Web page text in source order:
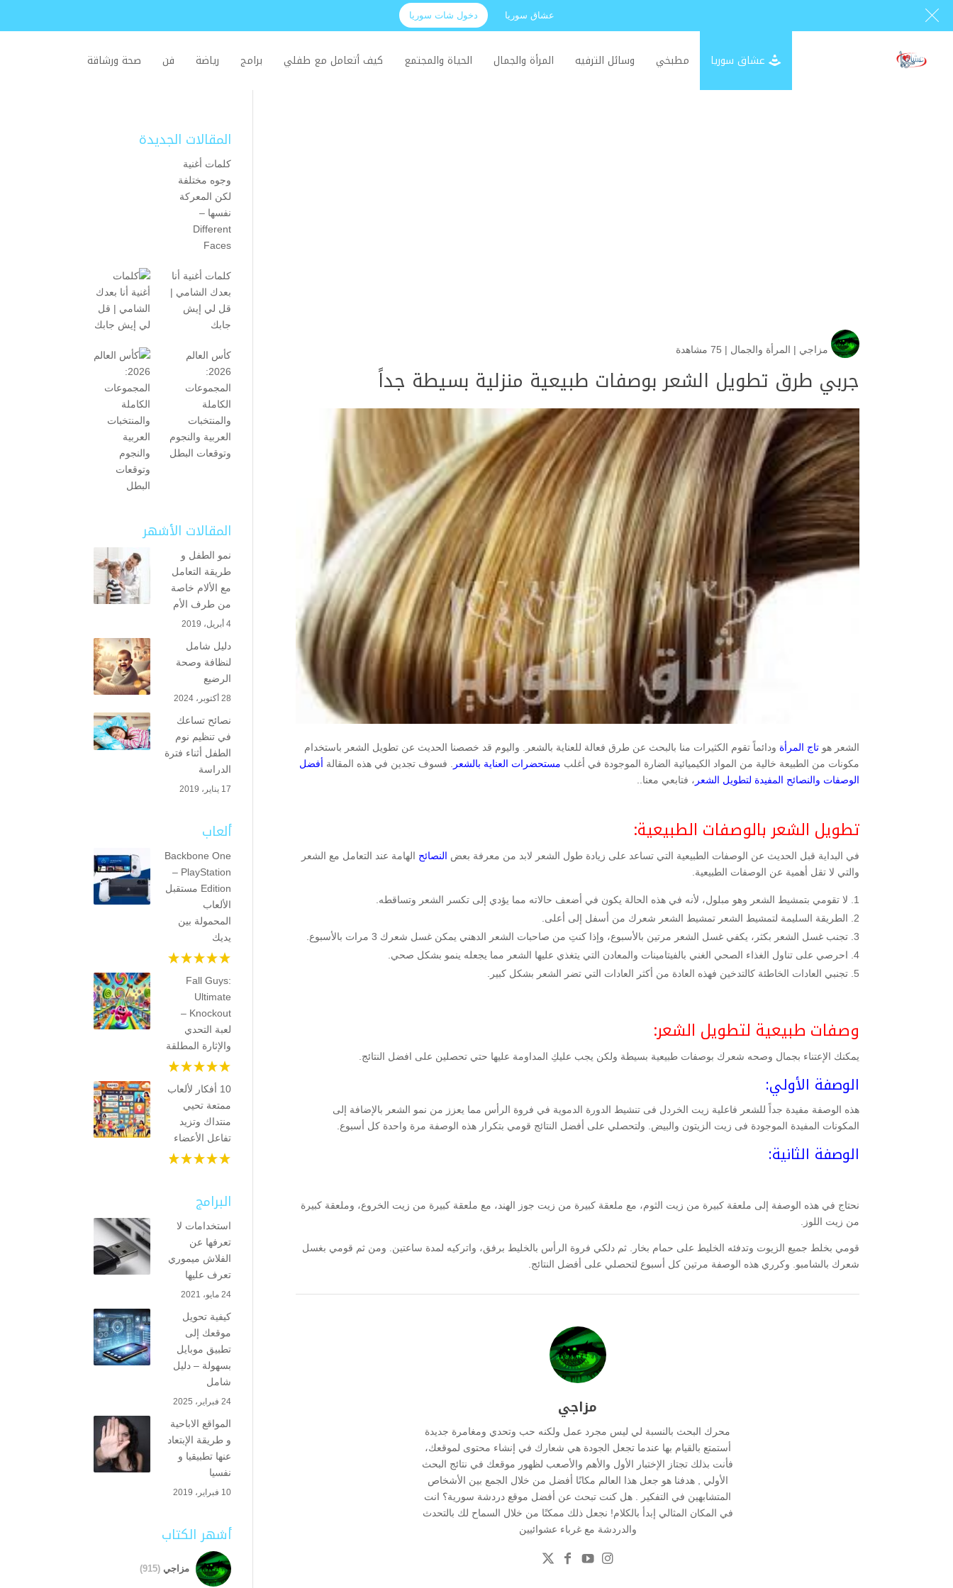
عشاق سوريا دخول شات سوريا
عشاق سوريا مطبخي وسائل الترفيه المرأة والجمال الحياة والمجتمع كيف أتعامل مع طفلي برامج رياضة فن صحة ورشاقة
مزاجي | المرأة والجمال | 75 مشاهدة
جربي طرق تطويل الشعر بوصفات طبيعية منزلية بسيطة جداً
الشعر هو تاج المرأة ودائماً تقوم الكثيرات منا بالبحث عن طرق فعالة للعناية بالشعر. واليوم قد خصصنا الحديث عن تطويل الشعر باستخدام
مكونات من الطبيعة خالية من المواد الكيميائية الضارة الموجودة في أغلب مستحضرات العناية بالشعر . فسوف تجدين في هذه المقالة أفضل
الوصفات والنصائح المفيدة لتطويل الشعر ، فتابعي معنا..
تطويل الشعر بالوصفات الطبيعية:
في البداية قبل الحديث عن الوصفات الطبيعية التي تساعد على زيادة طول الشعر لابد من معرفة بعض النصائح الهامة عند التعامل مع الشعر
والتي لا تقل أهمية عن الوصفات الطبيعية.
لا تقومي بتمشيط الشعر وهو مبلول، لأنه في هذه الحالة يكون في أضعف حالاته مما يؤدي إلى تكسر الشعر وتساقطه.
الطريقة السليمة لتمشيط الشعر تمشيط الشعر شعرك من أسفل إلى أعلى.
تجنب غسل الشعر بكثر، يكفي غسل الشعر مرتين بالأسبوع، وإذا كنتِ من صاحبات الشعر الدهني يمكن غسل شعرك 3 مرات بالأسبوع.
احرصي على تناول الغذاء الصحي الغني بالفيتامينات والمعادن التي يتغذي عليها الشعر مما يجعله ينمو بشكل صحي.
تجنبي العادات الخاطئة كالتدخين فهذه العادة من أكثر العادات التي تضر الشعر بشكل كبير.
وصفات طبيعية لتطويل الشعر:
يمكنك الإعتناء بجمال وصحه شعرك بوصفات طبيعية بسيطة ولكن يجب عليكِ المداومة عليها حتي تحصلين على افضل النتائج.
الوصفة الأولي:
هذه الوصفة مفيدة جداً للشعر فاعلية زيت الخردل فى تنشيط الدورة الدموية في فروة الرأس مما يعزز من نمو الشعر بالإضافة إلى
المكونات المفيدة الموجودة فى زيت الزيتون والبيض. ولتحصلي على أفضل النتائج قومي بتكرار هذه الوصفة مرة واحدة كل أسبوع.
الوصفة الثانية:
نحتاج في هذه الوصفة إلى ملعقة كبيرة من زيت الثوم، مع ملعقة كبيرة من زيت جوز الهند، مع ملعقة كبيرة من زيت الخروع، وملعقة كبيرة
من زيت اللوز.
قومي بخلط جميع الزيوت وتدفئه الخليط على حمام بخار. ثم دلكي فروة الرأس بالخليط برفق، واتركيه لمدة ساعتين. ومن ثم قومي بغسل
شعرك بالشامبو. وكرري هذه الوصفة مرتين كل أسبوع لتحصلي على أفضل النتائج.
مزاجي
محرك البحث بالنسبة لي ليس مجرد عمل ولكنه حب وتحدي ومغامرة جديدة
أستمتع بالقيام بها عندما تجعل الجودة هي شعارك في إنشاء محتوى لموقعك،
فأنت بذلك تجتاز الإختبار الأول والأهم والأصعب لظهور موقعك في نتائج البحث
الأولي , هدفنا هو جعل هذا العالم مكانًا أفضل من خلال الجمع بين الأشخاص
المتشابهين في التفكير . هل كنت تبحث عن أفضل موقع دردشة سورية؟ انت
في المكان المثالي إبدأ بالكلام! نجعل ذلك ممكنًا من خلال السماح لك بالتحدث
والدردشة مع غرباء عشوائيين
المقالات الجديدة
كلمات أغنية
وجوه مختلفة
لكن المعركة
نفسها –
Different
Faces
كلمات أغنية أنا
بعدك الشامي |
قل لي إيش
جابك
كأس العالم
2026:
المجموعات
الكاملة
والمنتخبات
العربية والنجوم
وتوقعات البطل
المقالات الأشهر
نمو الطفل و
طريقة التعامل
مع الألام خاصة
من طرف الأم
4 أبريل، 2019
دليل شامل
لنظافة وصحة
الرضيع
28 أكتوبر، 2024
نصائح تساعك
في تنظيم نوم
الطفل أثناء فترة
الدراسة
17 يناير، 2019
ألعاب
Backbone One
– PlayStation
Edition مستقبل
الألعاب
المحمولة بين
يديك
Fall Guys:
Ultimate
Knockout –
لعبة التحدي
والإثارة المطلقة
10 أفكار لألعاب
ممتعة تحيي
منتداك وتزيد
تفاعل الأعضاء
البرامج
استخدامات لا
تعرفها عن
الفلاش ميموري
تعرف عليها
24 مايو، 2021
كيفية تحويل
موقعك إلى
تطبيق موبايل
بسهولة – دليل
شامل
24 فبراير، 2025
المواقع الاباحية
و طريقة الإبتعاد
عنها تطبيقيا و
نفسيا
10 فبراير، 2019
أشهر الكتاب
مزاجي (915)